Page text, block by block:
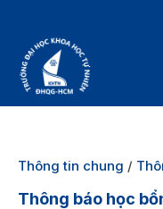
Thông tin chung /
Thông báo học